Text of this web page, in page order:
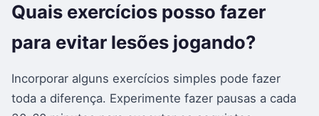
Quais exercícios posso fazer
para evitar lesões jogando?
Incorporar alguns exercícios simples pode fazer
toda a diferença. Experimente fazer pausas a cada